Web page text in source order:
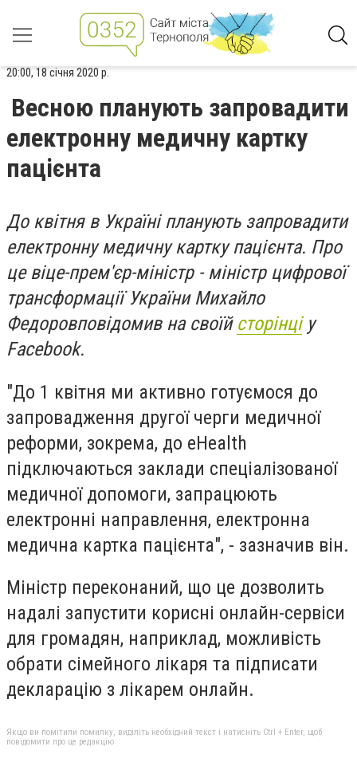
20:00, 18 січня 2020 р.
Весною планують запровадити
електронну медичну картку
пацієнта
До квітня в Україні планують запровадити
електронну медичну картку пацієнта. Про
це віце-прем'єр-міністр - міністр цифрової
трансформації України Михайло
Федоровповідомив на своїй сторінціу
Facebook.
"До 1 квітня ми активно готуємося до
запровадження другої черги медичної
реформи, зокрема, до eHealth
підключаються заклади спеціалізованої
медичної допомоги, запрацюють
електронні направлення, електронна
медична картка пацієнта", - зазначив він.
Міністр переконаний, що це дозволить
надалі запустити корисні онлайн-сервіси
для громадян, наприклад, можливість
обрати сімейного лікаря та підписати
декларацію з лікарем онлайн.
Якщо ви помітили помилку, виділіть необхідний текст і натисніть Ctrl + Enter, щоб
повідомити про це редакцію